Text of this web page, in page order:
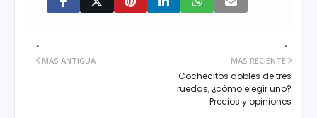
MÁS RECIENTE
Cochecitos dobles de tres
ruedas, ¿cómo elegir uno?
Precios y opiniones
MÁS ANTIGUA